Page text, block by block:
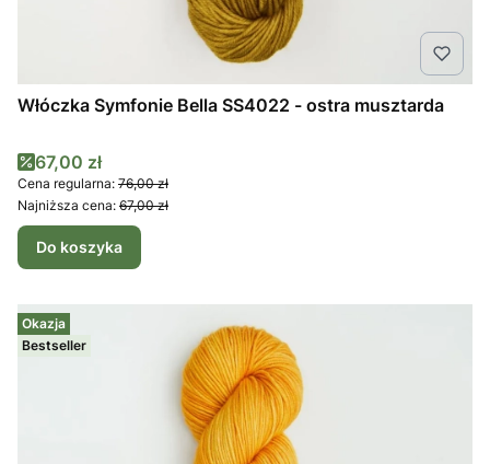
Włóczka Symfonie Bella SS4022 - ostra musztarda
Cena promocyjna
67,00 zł
Cena regularna: 76,00 zł
Najniższa cena: 67,00 zł
Do koszyka
Okazja
Bestseller